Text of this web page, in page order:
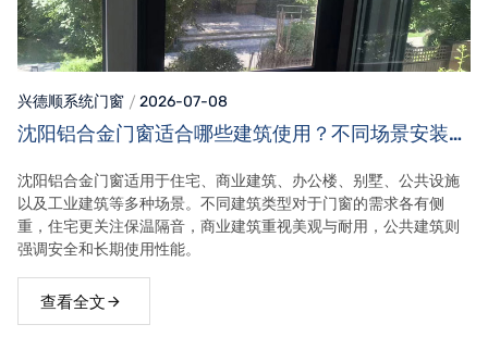
兴德顺系统门窗 2026-07-08
沈阳铝合金门窗适合哪些建筑使用？不同场景安装需
沈阳铝合金门窗适用于住宅、商业建筑、办公楼、别墅、公共设施
以及工业建筑等多种场景。不同建筑类型对于门窗的需求各有侧
重，住宅更关注保温隔音，商业建筑重视美观与耐用，公共建筑则
强调安全和长期使用性能。
查看全文